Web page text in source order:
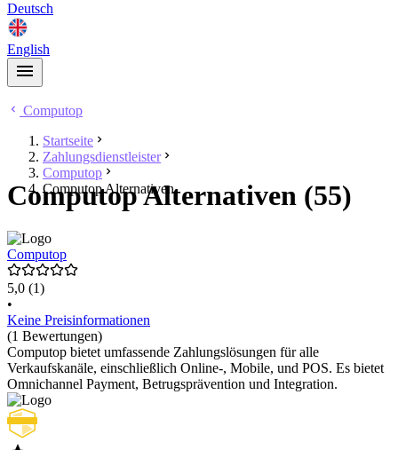
Deutsch
English
Computop
Startseite
Zahlungsdienstleister
Computop
Computop Alternativen
Computop Alternativen (55)
Computop
5,0 (1)
•
Keine Preisinformationen
(1 Bewertungen)
Computop bietet umfassende Zahlungslösungen für alle
Verkaufskanäle, einschließlich Online-, Mobile, und POS. Es bietet
Omnichannel Payment, Betrugsprävention und Integration.